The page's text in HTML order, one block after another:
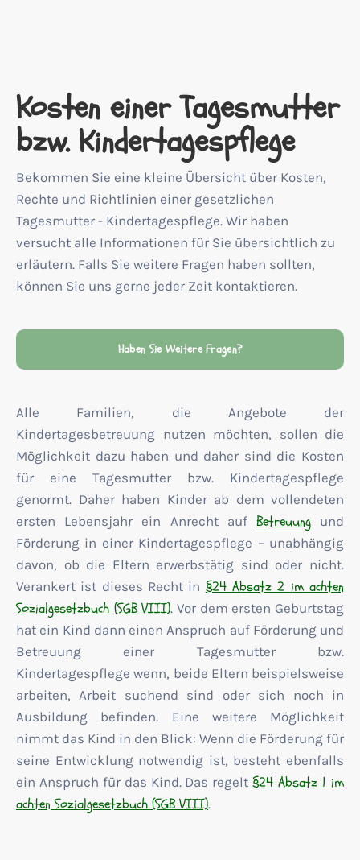
Kosten einer Tagesmutter
bzw. Kindertagespflege
Bekommen Sie eine kleine Übersicht über Kosten,
Rechte und Richtlinien einer gesetzlichen
Tagesmutter - Kindertagespflege. Wir haben
versucht alle Informationen für Sie übersichtlich zu
erläutern. Falls Sie weitere Fragen haben sollten,
können Sie uns gerne jeder Zeit kontaktieren.
Haben Sie Weitere Fragen?
Alle Familien, die Angebote der
Kindertagesbetreuung nutzen möchten, sollen die
Möglichkeit dazu haben und daher sind die Kosten
für eine Tagesmutter bzw. Kindertagespflege
genormt. Daher haben Kinder ab dem vollendeten
ersten Lebensjahr ein Anrecht auf Betreuungund
Förderung in einer Kindertagespflege – unabhängig
davon, ob die Eltern erwerbstätig sind oder nicht.
Verankert ist dieses Recht in §24 Absatz 2 im achten
Sozialgesetzbuch (SGB VIII). Vor dem ersten Geburtstag
hat ein Kind dann einen Anspruch auf Förderung und
Betreuung einer Tagesmutter bzw.
Kindertagespflege wenn, beide Eltern beispielsweise
arbeiten, Arbeit suchend sind oder sich noch in
Ausbildung befinden. Eine weitere Möglichkeit
nimmt das Kind in den Blick: Wenn die Förderung für
seine Entwicklung notwendig ist, besteht ebenfalls
ein Anspruch für das Kind. Das regelt§24 Absatz 1 im
achten Sozialgesetzbuch (SGB VIII).